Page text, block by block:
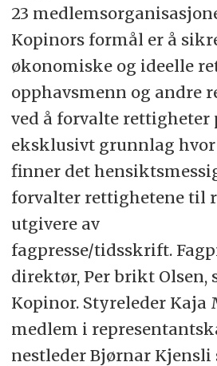
23
Kopinors formål er å
økonomiske og ideelle
opphavsmenn og andre
ved å forvalte rettigheter
eksklusivt grunnlag
finner det
forvalter rettighetene til
utgivere av
fagpresse/tidsskrift.
direktør, Per brikt Olsen,
Kopinor. Styreleder Kaja
medlem i
nestleder Bjørnar Kjensli